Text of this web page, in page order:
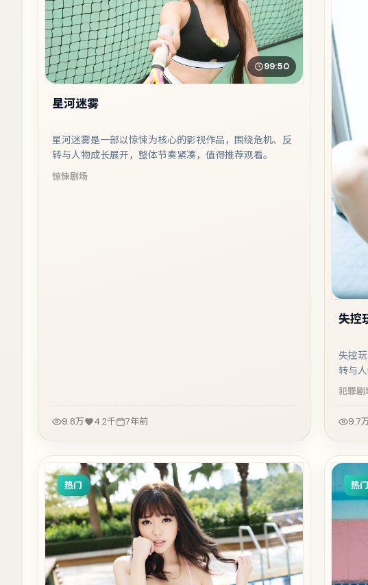
99:50
星河迷雾
星河迷雾是一部以惊悚为核心的影视作品，围绕危机、反
转与人物成长展开，整体节奏紧凑，值得推荐观看。
惊悚剧场
9.8万 4.2千 7年前
失控
失控
转与
犯罪剧
9.7
热门 热门